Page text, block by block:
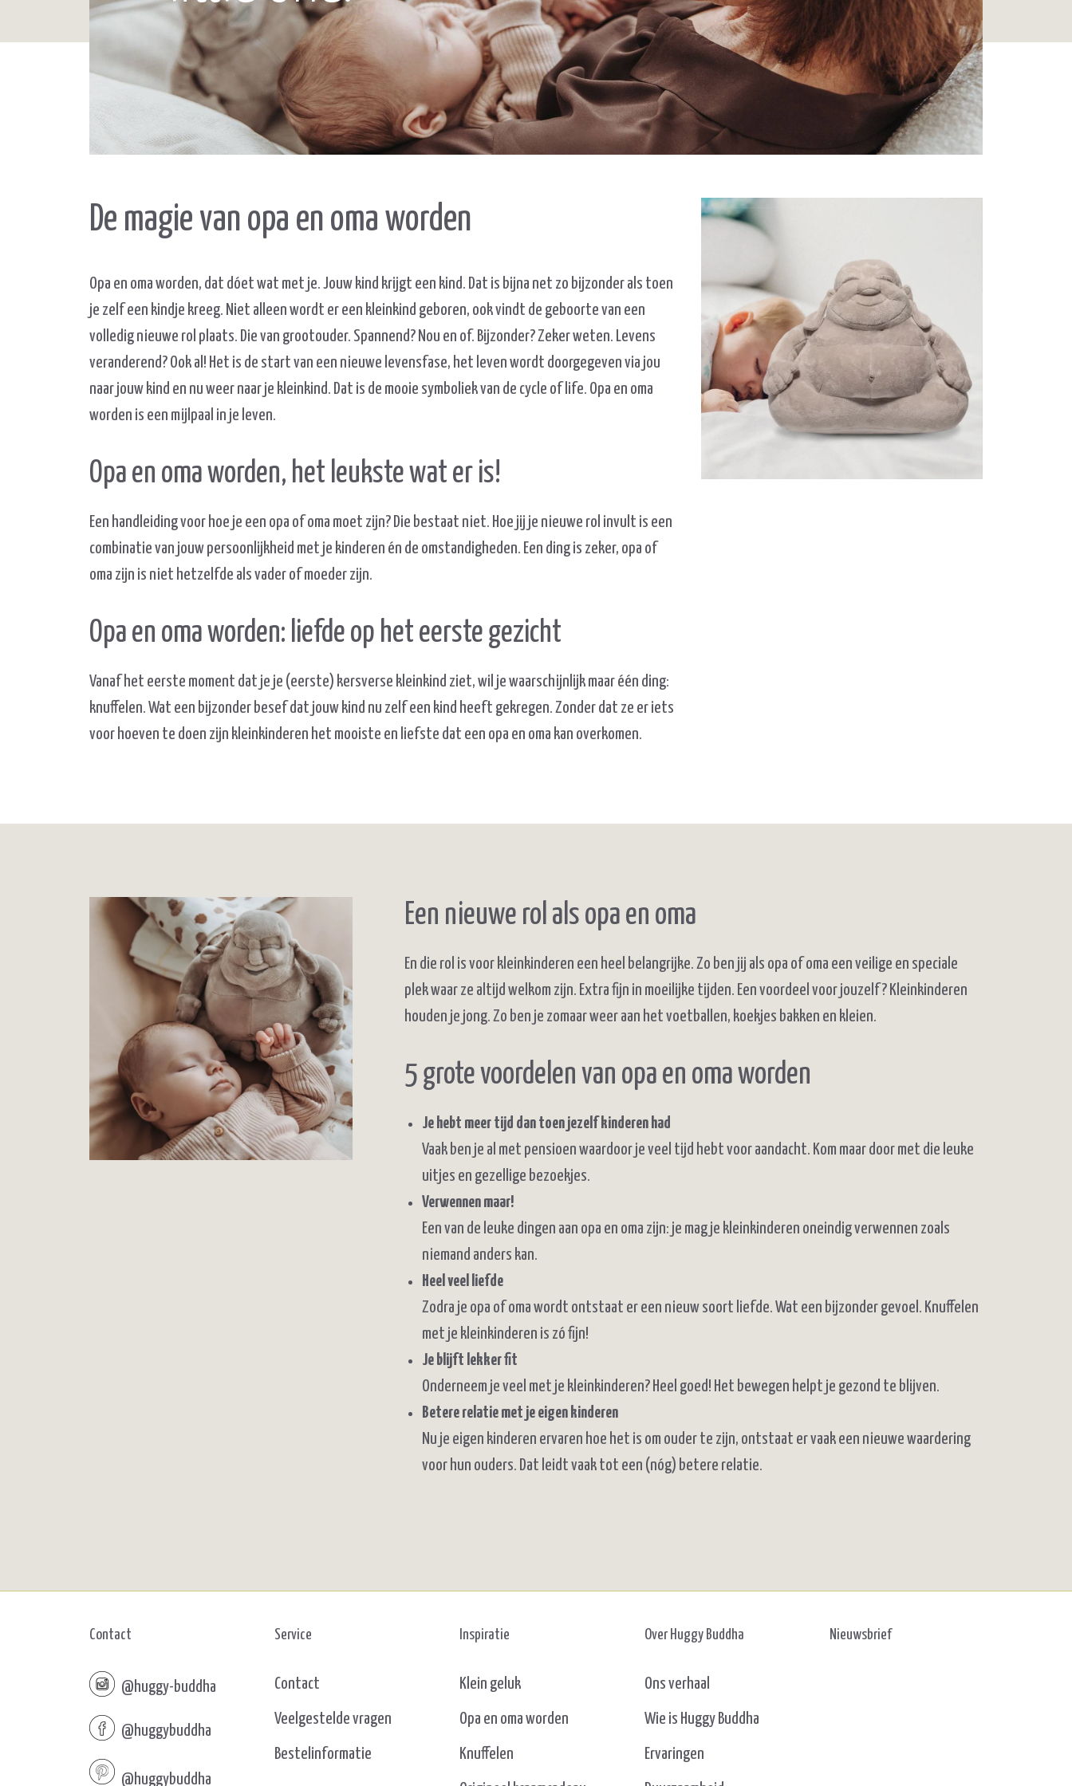
De magie van opa en oma worden
Opa en oma worden, dat dóet wat met je. Jouw kind krijgt een kind. Dat is bijna net zo bijzonder als toen
je zelf een kindje kreeg. Niet alleen wordt er een kleinkind geboren, ook vindt de geboorte van een
volledig nieuwe rol plaats. Die van grootouder. Spannend? Nou en of. Bijzonder? Zeker weten. Levens
veranderend? Ook al! Het is de start van een nieuwe levensfase, het leven wordt doorgegeven via jou
naar jouw kind en nu weer naar je kleinkind. Dat is de mooie symboliek van de cycle of life. Opa en oma
worden is een mijlpaal in je leven.
Opa en oma worden, het leukste wat er is!
Een handleiding voor hoe je een opa of oma moet zijn? Die bestaat niet. Hoe jij je nieuwe rol invult is een
combinatie van jouw persoonlijkheid met je kinderen én de omstandigheden. Een ding is zeker, opa of
oma zijn is niet hetzelfde als vader of moeder zijn.
Opa en oma worden: liefde op het eerste gezicht
Vanaf het eerste moment dat je je (eerste) kersverse kleinkind ziet, wil je waarschijnlijk maar één ding:
knuffelen. Wat een bijzonder besef dat jouw kind nu zelf een kind heeft gekregen. Zonder dat ze er iets
voor hoeven te doen zijn kleinkinderen het mooiste en liefste dat een opa en oma kan overkomen.
Een nieuwe rol als opa en oma
En die rol is voor kleinkinderen een heel belangrijke. Zo ben jij als opa of oma een veilige en speciale
plek waar ze altijd welkom zijn. Extra fijn in moeilijke tijden. Een voordeel voor jouzelf? Kleinkinderen
houden je jong. Zo ben je zomaar weer aan het voetballen, koekjes bakken en kleien.
5 grote voordelen van opa en oma worden
Je hebt meer tijd dan toen jezelf kinderen had
Vaak ben je al met pensioen waardoor je veel tijd hebt voor aandacht. Kom maar door met die leuke
uitjes en gezellige bezoekjes.
Verwennen maar!
Een van de leuke dingen aan opa en oma zijn: je mag je kleinkinderen oneindig verwennen zoals
niemand anders kan.
Heel veel liefde
Zodra je opa of oma wordt ontstaat er een nieuw soort liefde. Wat een bijzonder gevoel. Knuffelen
met je kleinkinderen is zó fijn!
Je blijft lekker fit
Onderneem je veel met je kleinkinderen? Heel goed! Het bewegen helpt je gezond te blijven.
Betere relatie met je eigen kinderen
Nu je eigen kinderen ervaren hoe het is om ouder te zijn, ontstaat er vaak een nieuwe waardering
voor hun ouders. Dat leidt vaak tot een (nóg) betere relatie.
Contact
@huggy-buddha
@huggybuddha
@huggybuddha
Service
Contact
Veelgestelde vragen
Bestelinformatie
Inspiratie
Klein geluk
Opa en oma worden
Knuffelen
Over Huggy Buddha
Ons verhaal
Wie is Huggy Buddha
Ervaringen
Nieuwsbrief